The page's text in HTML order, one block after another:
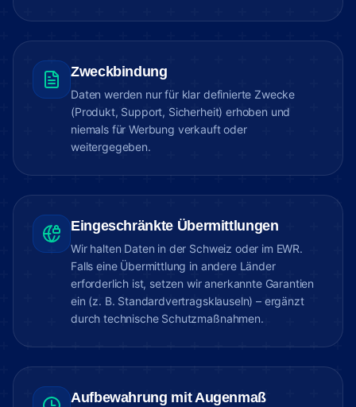
Zweckbindung
Daten werden nur für klar definierte Zwecke
(Produkt, Support, Sicherheit) erhoben und
niemals für Werbung verkauft oder
weitergegeben.
Eingeschränkte Übermittlungen
Wir halten Daten in der Schweiz oder im EWR.
Falls eine Übermittlung in andere Länder
erforderlich ist, setzen wir anerkannte Garantien
ein (z. B. Standardvertragsklauseln) – ergänzt
durch technische Schutzmaßnahmen.
Aufbewahrung mit Augenmaß